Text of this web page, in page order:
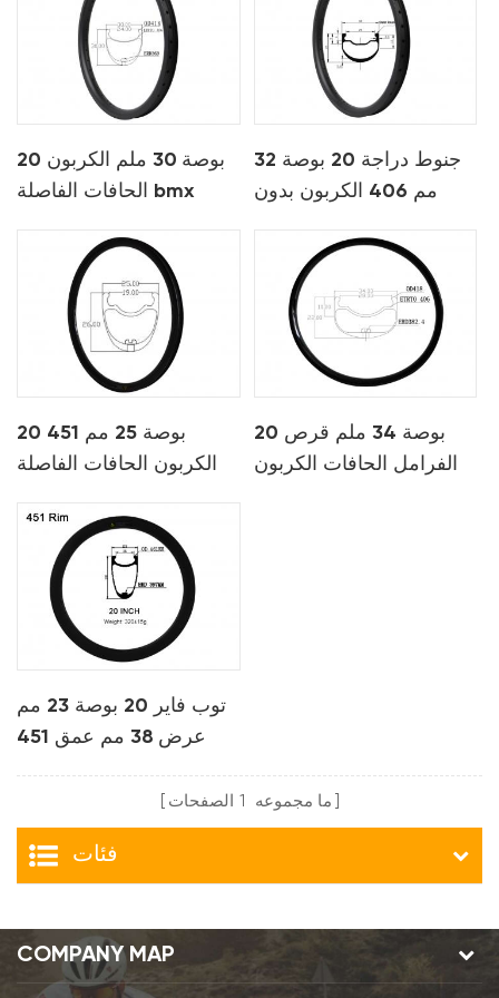
20 بوصة 30 ملم الكربون
الحافات الفاصلة bmx
جنوط دراجة 20 بوصة 32
مم 406 الكربون بدون
20 بوصة 25 مم 451
الكربون الحافات الفاصلة
20 بوصة 34 ملم قرص
الفرامل الحافات الكربون
توب فاير 20 بوصة 23 مم
عرض 38 مم عمق 451
ما مجموعه 1 الصفحات
فئات
COMPANY MAP